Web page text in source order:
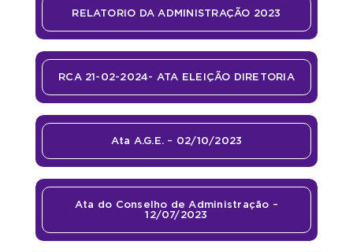
RELATORIO DA ADMINISTRAÇÃO 2023
RCA 21-02-2024- ATA ELEIÇÃO DIRETORIA
Ata A.G.E. – 02/10/2023
Ata do Conselho de Administração –
12/07/2023